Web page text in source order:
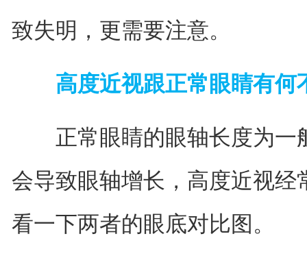
致失明，更需要注意。
高度近视跟正常眼睛有何
正常眼睛的眼轴长度为一
会导致眼轴增长，高度近视经
看一下两者的眼底对比图。